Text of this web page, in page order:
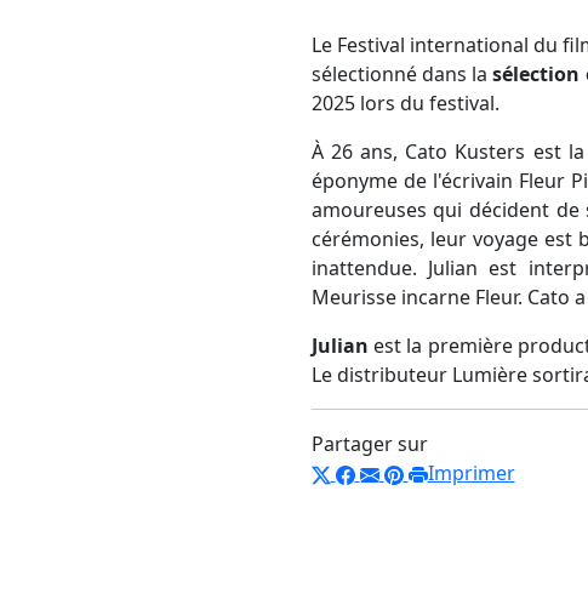
Le Festival international du
sélectionné dans lasélection
2025 lors du festival.
À 26 ans, Cato Kusters est
éponyme de l'écrivain Fleur
amoureuses qui décident
cérémonies, leur voyage
inattendue. Julian est
Meurisse incarne Fleur. Cato
Julian est la première
Le distributeur Lumière
Partager sur
Imprimer